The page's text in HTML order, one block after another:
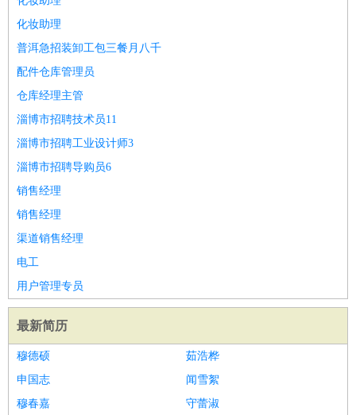
化妆助理
普洱急招装卸工包三餐月八千
配件仓库管理员
仓库经理主管
淄博市招聘技术员11
淄博市招聘工业设计师3
淄博市招聘导购员6
销售经理
销售经理
渠道销售经理
电工
用户管理专员
最新简历
穆德硕
茹浩桦
申国志
闻雪絮
穆春嘉
守蕾淑